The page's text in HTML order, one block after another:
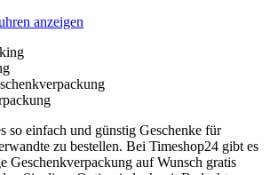
anzeigen
so einfach und günstig Geschenke für
zu bestellen. Bei Timeshop24 gibt es
Geschenkverpackung auf Wunsch gratis